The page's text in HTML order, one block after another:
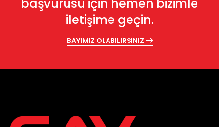
başvurusu için hemen bizimle
iletişime geçin.
BAYIMIZ OLABILIRSINIZ